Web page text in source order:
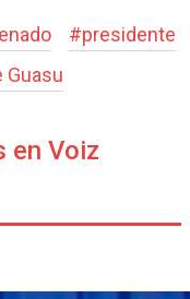
#presidente
Guasu
en Voiz